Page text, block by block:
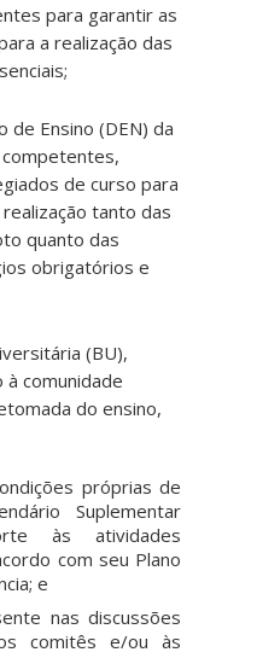
para garantir as
a realização das
Ensino (DEN) da
competentes,
de curso para
tanto das
quanto das
obrigatórios e
(BU),
comunidade
do ensino,
próprias de
Suplementar
às atividades
com seu Plano
e
nas discussões
comitês e/ou às